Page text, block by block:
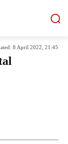
8 April 2022, 21:45